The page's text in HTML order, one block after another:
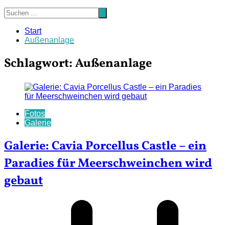
Start
Außenanlage
Schlagwort:Außenanlage
Fotos
Galerie
Galerie: Cavia Porcellus Castle – ein
Paradies für Meerschweinchen wird
gebaut